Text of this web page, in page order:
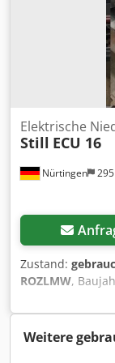
Nürtingen
Elektrische
Still ECU 16
Zustand:
ROZLMW,
Sonstige,
,
Weitere